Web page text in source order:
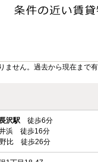
せん。過去から現在まで
沢駅 徒歩6分
浜 徒歩16分
比 徒歩26分